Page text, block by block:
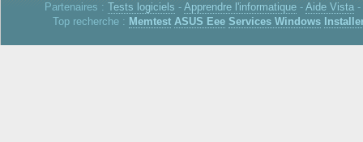
Partenaires : Tests logiciels - Apprendre l'informatique- Aide Vista-
Top recherche : Memtest ASUS Eee Services Windows